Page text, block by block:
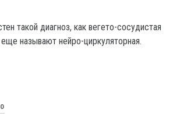
такой диагноз, как вегето-сосудистая
называют нейро-циркуляторная.